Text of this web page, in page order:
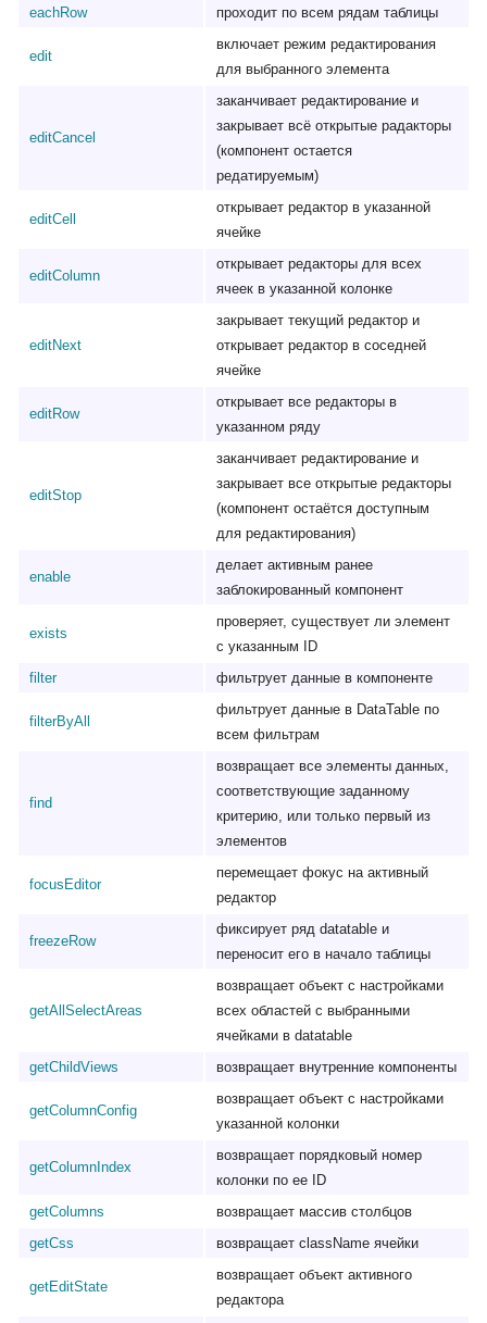
eachRow
проходит по всем рядам таблицы
edit
включает режим редактирования
для выбранного элемента
editCancel
заканчивает редактирование и
закрывает всё открытые радакторы
(компонент остается
редатируемым)
editCell
открывает редактор в указанной
ячейке
editColumn
открывает редакторы для всех
ячеек в указанной колонке
editNext
закрывает текущий редактор и
открывает редактор в соседней
ячейке
editRow
открывает все редакторы в
указанном ряду
editStop
заканчивает редактирование и
закрывает все открытые редакторы
(компонент остаётся доступным
для редактирования)
enable
делает активным ранее
заблокированный компонент
exists
проверяет, существует ли элемент
с указанным ID
filter
фильтрует данные в компоненте
filterByAll
фильтрует данные в DataTable по
всем фильтрам
find
возвращает все элементы данных,
соответствующие заданному
критерию, или только первый из
элементов
focusEditor
перемещает фокус на активный
редактор
freezeRow
фиксирует ряд datatable и
переносит его в начало таблицы
getAllSelectAreas
возвращает объект с настройками
всех областей с выбранными
ячейками в datatable
getChildViews
возвращает внутренние компоненты
getColumnConfig
возвращает объект с настройками
указанной колонки
getColumnIndex
возвращает порядковый номер
колонки по ее ID
getColumns
возвращает массив столбцов
getCss
возвращает className ячейки
getEditState
возвращает объект активного
редактора